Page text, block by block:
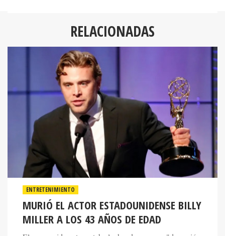
RELACIONADAS
ENTRETENIMIENTO
MURIÓ EL ACTOR ESTADOUNIDENSE BILLY
MILLER A LOS 43 AÑOS DE EDAD